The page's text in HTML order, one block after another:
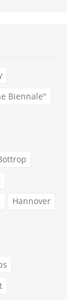
Biennale"
Hannover